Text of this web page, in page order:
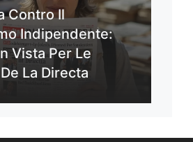
Contro Il
Indipendente:
Vista Per Le
La Directa